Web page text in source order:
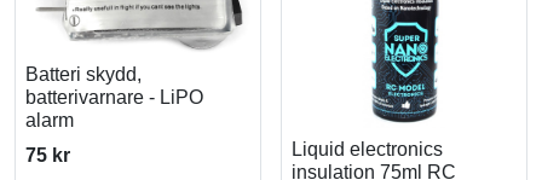
Batteri skydd,
batterivarnare - LiPO
alarm
75 kr
Liquid electronics
insulation 75ml RC